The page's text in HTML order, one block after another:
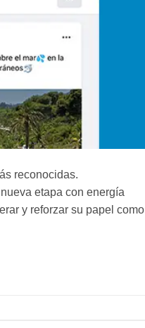
reconocidas.
etapa con energía
y reforzar su papel como